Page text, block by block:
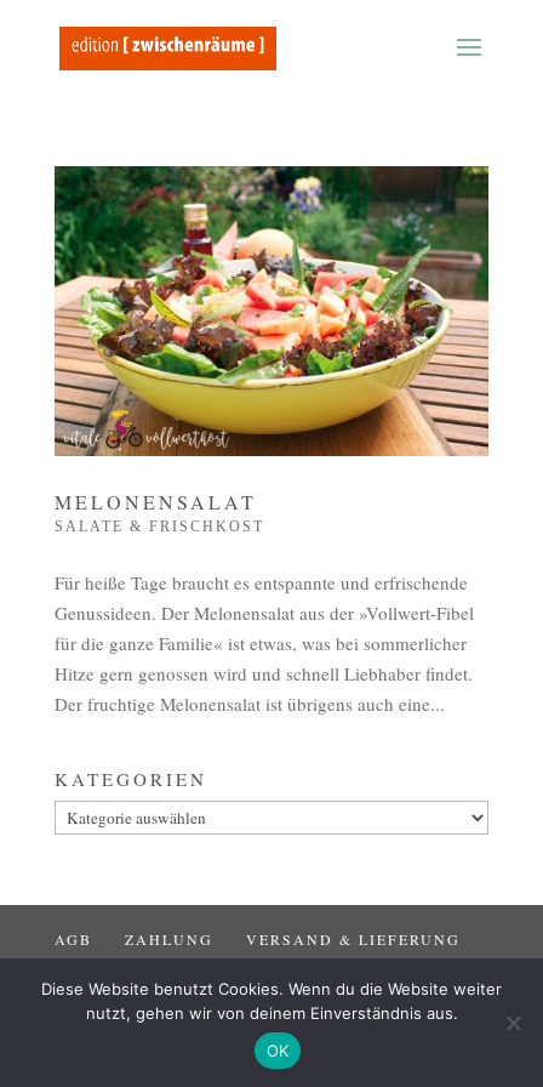
MELONENSALAT
SALATE & FRISCHKOST
Für heiße Tage braucht es entspannte und erfrischende
Genussideen. Der Melonensalat aus der »Vollwert-Fibel
für die ganze Familie« ist etwas, was bei sommerlicher
Hitze gern genossen wird und schnell Liebhaber findet.
Der fruchtige Melonensalat ist übrigens auch eine...
KATEGORIEN
Kategorien
AGB ZAHLUNG
VERSAND & LIEFERUNG
Diese Website benutzt Cookies. Wenn du die Website weiter
nutzt, gehen wir von deinem Einverständnis aus.
OK